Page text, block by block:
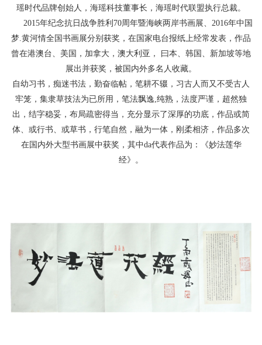
瑶时代品牌创始人，海瑶科技董事长，海瑶时代联盟执行总裁。
2015年纪念抗日战争胜利70周年暨海峡两岸书画展、2016年中国
梦.黄河情全国书画展分别获奖，在国家电台报纸上经常发表，作品
曾在港澳台、美国，加拿大，澳大利亚， 曰本、韩国、新加坡等地
展出并获奖，被国内外多名人收藏。
自幼习书，痴迷书法，勤奋临帖，笔耕不辍，习古人而又不受古人
牢笼，集隶草技法为已所用，笔法飘逸,纯熟，法度严谨，超然独
出，结字稳妥，布局疏密得当，充分显示了深厚的功底，作品或简
体、或行书、或草书，行笔自然，融为一体，刚柔相济，作品多次
在国内外大型书画展中获奖，其中da代表作品为：《妙法莲华
经》。